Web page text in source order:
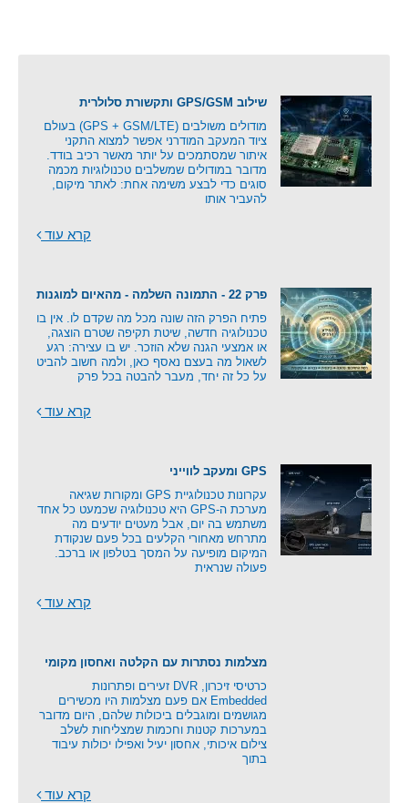
שילוב GPS/GSM ותקשורת סלולרית
מודולים משולבים (GPS + GSM/LTE) בעולם
ציוד המעקב המודרני אפשר למצוא התקני
איתור שמסתמכים על יותר מאשר רכיב בודד.
מדובר במודולים שמשלבים טכנולוגיות מכמה
סוגים כדי לבצע משימה אחת: לאתר מיקום,
להעביר אותו
קרא עוד
פרק 22 - התמונה השלמה - מהאיום למוגנות
פתיח הפרק הזה שונה מכל מה שקדם לו. אין בו
טכנולוגיה חדשה, שיטת תקיפה שטרם הוצגה,
או אמצעי הגנה שלא הוזכר. יש בו עצירה: רגע
לשאול מה בעצם נאסף כאן, ולמה חשוב להביט
על כל זה יחד, מעבר להבטה בכל פרק
קרא עוד
GPS ומעקב לווייני
עקרונות טכנולוגיית GPS ומקורות שגיאה
מערכת ה-GPS היא טכנולוגיה שכמעט כל אחד
משתמש בה יום, אבל מעטים יודעים מה
מתרחש מאחורי הקלעים בכל פעם שנקודת
המיקום מופיעה על המסך בטלפון או ברכב.
פעולה שנראית
קרא עוד
מצלמות נסתרות עם הקלטה ואחסון מקומי
כרטיסי זיכרון, DVR זעירים ופתרונות
Embedded אם פעם מצלמות היו מכשירים
מגושמים ומוגבלים ביכולות שלהם, היום מדובר
במערכות קטנות וחכמות שמצליחות לשלב
צילום איכותי, אחסון יעיל ואפילו יכולות עיבוד
בתוך
קרא עוד